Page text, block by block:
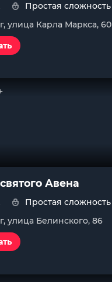
Простая сложность
улица Карла Маркса, 60
Авена
Простая сложность
улица Белинского, 86